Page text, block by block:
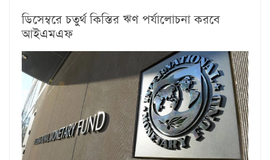
ডিসেম্বরে চতুর্থ কিস্তির ঋণ পর্যালোচনা করবে
আইএমএফ